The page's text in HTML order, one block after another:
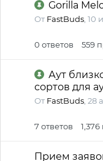
Gorilla
От FastBuds 10
0 ответов 559
Аут
сортов для
От FastBuds 28
7 ответов 1,376
Прием